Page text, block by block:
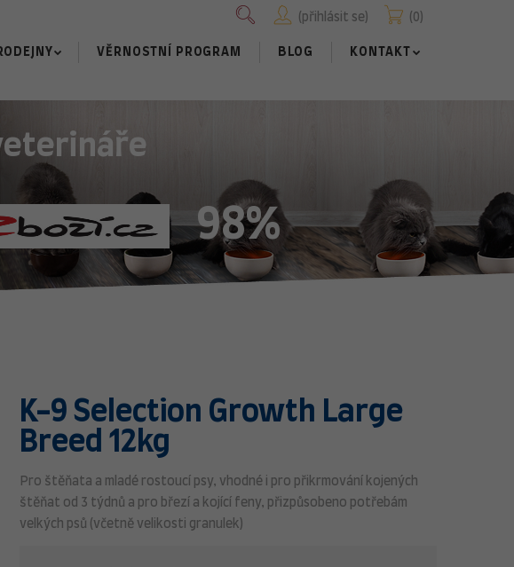
0
přihlásit se
VĚRNOSTNÍ PROGRAM BLOG KONTAKT
98%
K-9 Selection Growth Large
Breed 12kg
Pro štěňata a mladé rostoucí psy, vhodné i pro přikrmování kojených
štěňat od 3 týdnů a pro březí a kojící feny, přizpůsobeno potřebám
velkých psů (včetně velikosti granulek)